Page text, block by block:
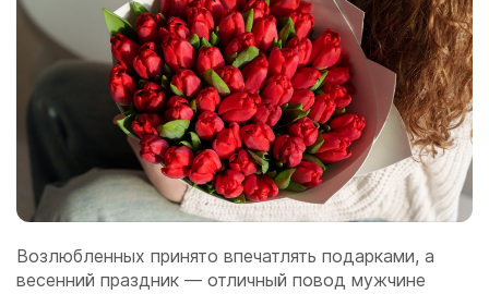
Возлюбленных принято впечатлять подарками, а
весенний праздник — отличный повод мужчине